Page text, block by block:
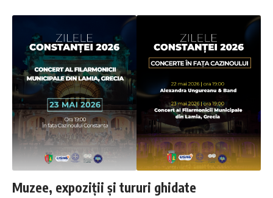
Muzee, expoziții și tururi ghidate